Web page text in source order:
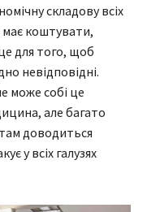
складову всіх
має коштувати,
для того, щоб
невідповідні.
може собі це
але багато
доводиться
у всіх галузях